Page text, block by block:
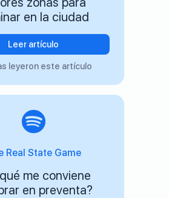
en la ciudad
Leer artículo
leyeron este artículo
Real State Game
me conviene
en preventa?